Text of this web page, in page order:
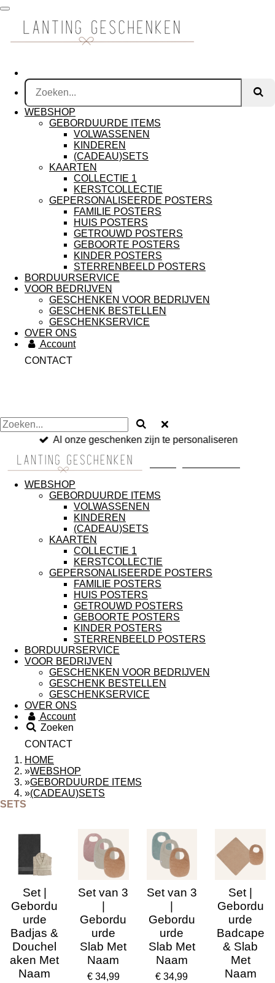
Ga
direct
naar
de
WEBSHOP
GEBORDUURDE ITEMS
VOLWASSENEN
KINDEREN
(CADEAU)SETS
KAARTEN
COLLECTIE 1
KERSTCOLLECTIE
GEPERSONALISEERDE POSTERS
FAMILIE POSTERS
HUIS POSTERS
GETROUWD POSTERS
GEBOORTE POSTERS
KINDER POSTERS
STERRENBEELD POSTERS
BORDUURSERVICE
VOOR BEDRIJVEN
GESCHENKEN VOOR BEDRIJVEN
GESCHENK BESTELLEN
GESCHENKSERVICE
OVER ONS
Account
CONTACT
Al onze geschenken zijn te personaliseren
WEBSHOP
GEBORDUURDE ITEMS
VOLWASSENEN
KINDEREN
(CADEAU)SETS
KAARTEN
COLLECTIE 1
KERSTCOLLECTIE
GEPERSONALISEERDE POSTERS
FAMILIE POSTERS
HUIS POSTERS
GETROUWD POSTERS
GEBOORTE POSTERS
KINDER POSTERS
STERRENBEELD POSTERS
BORDUURSERVICE
VOOR BEDRIJVEN
GESCHENKEN VOOR BEDRIJVEN
GESCHENK BESTELLEN
GESCHENKSERVICE
OVER ONS
Account
Zoeken
CONTACT
HOME
»WEBSHOP
»GEBORDUURDE ITEMS
»(CADEAU)SETS
SETS
Set |
Gebordu
urde
Badjas &
Douchel
aken Met
Naam
Set van 3
Gebordu
urde
Slab Met
Naam
€ 34,99
Set van 3
Gebordu
urde
Slab Met
Naam
€ 34,99
Set |
Gebordu
urde
Badcape
& Slab
Met
Naam